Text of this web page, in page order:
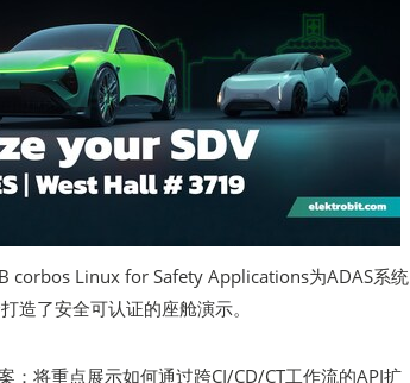
corbos Linux for Safety Applications为ADAS系统
造了安全可认证的座舱演示。
：将重点展示如何通过跨CI/CD/CT工作流的API扩